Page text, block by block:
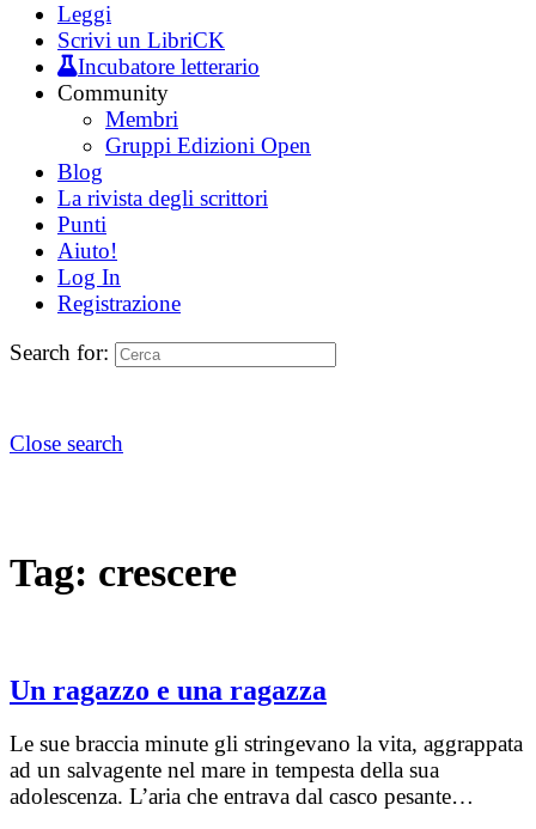
Leggi
Scrivi un LibriCK
Incubatore letterario
Community
Membri
Gruppi Edizioni Open
Blog
La rivista degli scrittori
Punti
Aiuto!
Log In
Registrazione
Search for:
Close search
Tag: crescere
Un ragazzo e una ragazza
Le sue braccia minute gli stringevano la vita, aggrappata
ad un salvagente nel mare in tempesta della sua
adolescenza. L’aria che entrava dal casco pesante…